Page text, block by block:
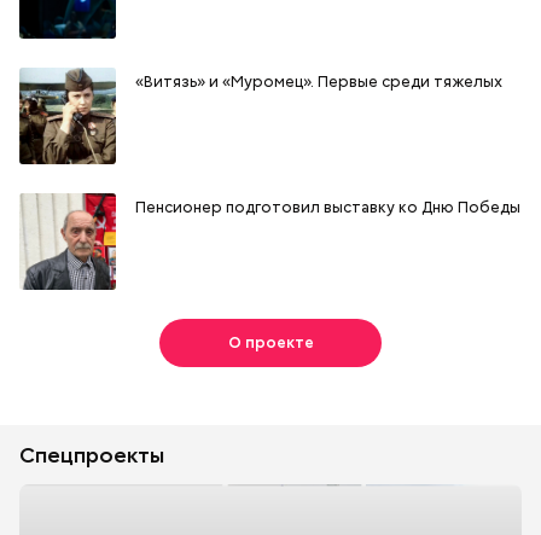
«Витязь» и «Муромец». Первые среди тяжелых
Пенсионер подготовил выставку ко Дню Победы
О проекте
Спецпроекты